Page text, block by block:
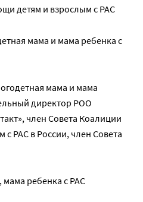
детям и взрослым с РАС
мама и мама ребенка с
мама и мама
директор РОО
член Совета Коалиции
РАС в России, член Совета
мама ребенка с РАС